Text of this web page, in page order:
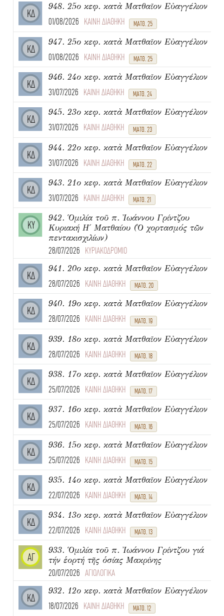
ΚΔ
948. 25ο κεφ. κατὰ Ματθαῖον Εὐαγγέλιον
01/08/2026 ΚΑΙΝΗ ΔΙΑΘΗΚΗ ΜΑΤΘ. 25
ΚΔ
947. 25ο κεφ. κατὰ Ματθαῖον Εὐαγγέλιον
01/08/2026 ΚΑΙΝΗ ΔΙΑΘΗΚΗ ΜΑΤΘ. 25
ΚΔ
946. 24ο κεφ. κατὰ Ματθαῖον Εὐαγγέλιον
31/07/2026 ΚΑΙΝΗ ΔΙΑΘΗΚΗ ΜΑΤΘ. 24
ΚΔ
945. 23ο κεφ. κατὰ Ματθαῖον Εὐαγγέλιον
31/07/2026 ΚΑΙΝΗ ΔΙΑΘΗΚΗ ΜΑΤΘ. 23
ΚΔ
944. 22ο κεφ. κατὰ Ματθαῖον Εὐαγγέλιον
31/07/2026 ΚΑΙΝΗ ΔΙΑΘΗΚΗ ΜΑΤΘ. 22
ΚΔ
943. 21ο κεφ. κατὰ Ματθαῖον Εὐαγγέλιον
31/07/2026 ΚΑΙΝΗ ΔΙΑΘΗΚΗ ΜΑΤΘ. 21
ΚΥ
942. Ὁμιλία τοῦ π. Ἰωάννου Γρίντζου
Κυριακή Η΄ Ματθαίου (Ὁ χορτασμός τῶν
πεντακισχιλίων)
28/07/2026 ΚΥΡΙΑΚΟΔΡΟΜΙΟ
ΚΔ
941. 20ο κεφ. κατὰ Ματθαῖον Εὐαγγέλιον
28/07/2026 ΚΑΙΝΗ ΔΙΑΘΗΚΗ ΜΑΤΘ. 20
ΚΔ
940. 19ο κεφ. κατὰ Ματθαῖον Εὐαγγέλιον
28/07/2026 ΚΑΙΝΗ ΔΙΑΘΗΚΗ ΜΑΤΘ. 19
ΚΔ
939. 18ο κεφ. κατὰ Ματθαῖον Εὐαγγέλιον
28/07/2026 ΚΑΙΝΗ ΔΙΑΘΗΚΗ ΜΑΤΘ. 18
ΚΔ
938. 17ο κεφ. κατὰ Ματθαῖον Εὐαγγέλιον
25/07/2026 ΚΑΙΝΗ ΔΙΑΘΗΚΗ ΜΑΤΘ. 17
ΚΔ
937. 16ο κεφ. κατὰ Ματθαῖον Εὐαγγέλιον
25/07/2026 ΚΑΙΝΗ ΔΙΑΘΗΚΗ ΜΑΤΘ. 16
ΚΔ
936. 15ο κεφ. κατὰ Ματθαῖον Εὐαγγέλιον
25/07/2026 ΚΑΙΝΗ ΔΙΑΘΗΚΗ ΜΑΤΘ. 15
ΚΔ
935. 14ο κεφ. κατὰ Ματθαῖον Εὐαγγέλιον
22/07/2026 ΚΑΙΝΗ ΔΙΑΘΗΚΗ ΜΑΤΘ. 14
ΚΔ
934. 13ο κεφ. κατὰ Ματθαῖον Εὐαγγέλιον
22/07/2026 ΚΑΙΝΗ ΔΙΑΘΗΚΗ ΜΑΤΘ. 13
ΑΓ
933. Ὁμιλία τοῦ π. Ἰωάννου Γρίντζου γιά
τήν ἑορτή τῆς ὁσίας Μακρίνης
20/07/2026 ΑΓΙΟΛΟΓΙΚΑ
ΚΔ
932. 12ο κεφ. κατὰ Ματθαῖον Εὐαγγέλιον
18/07/2026 ΚΑΙΝΗ ΔΙΑΘΗΚΗ ΜΑΤΘ. 12